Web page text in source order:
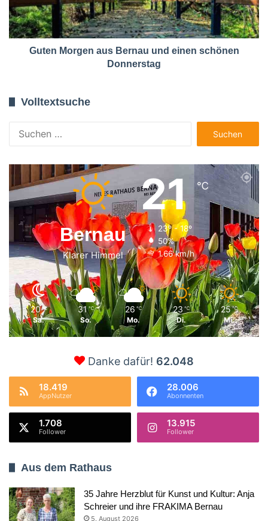
Guten Morgen aus Bernau und einen schönen
Donnerstag
Volltextsuche
nach:
Bernau
Klarer Himmel
21℃
23º - 18º
50%
1.66 km/h
20 ℃
Sa.
31 ℃
So.
26 ℃
Mo.
23 ℃
Di.
25 ℃
Mi.
Danke dafür! 62.048
18.419
AppNutzer
28.006
Abonnenten
1.708
Follower
13.915
Follower
Aus dem Rathaus
35 Jahre Herzblut für Kunst und Kultur: Anja
Schreier und ihre FRAKIMA Bernau
5. August 2026